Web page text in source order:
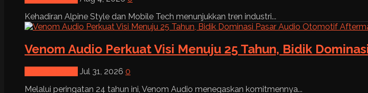
Kehadiran Alpine Style dan Mobile Tech menunjukkan tren industri...
Venom Audio Perkuat Visi Menuju 25 Tahun, Bidik
Jul 31, 2026 0
Melalui peringatan 24 tahun ini, Venom Audio menegaskan komitmennya...